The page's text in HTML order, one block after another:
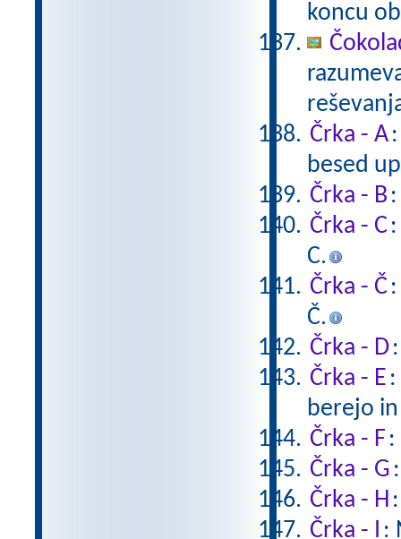
koncu
Črka - A
besed
Črka - B
Črka - C
C.
Črka - Č
Č.
Črka - D
Črka - E
berejo
Črka - F :
Črka - G
Črka - H
Črka - I :